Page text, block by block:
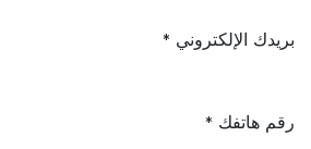
بريدك الإلكتروني *
رقم هاتفك *